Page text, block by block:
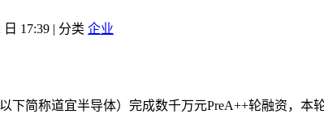
日 17:39 | 分类 企业
下简称道宜半导体）完成数千万元PreA++轮融资，